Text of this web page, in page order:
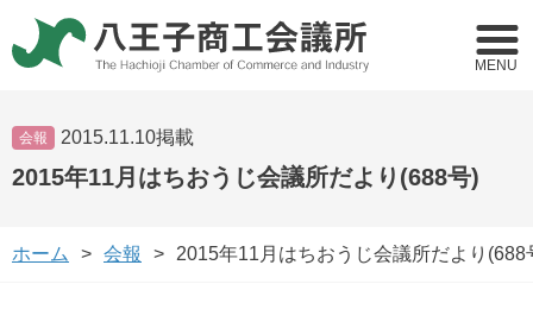
MENU
会報 2015.11.10掲載
2015年11月はちおうじ会議所だより(688号)
ホーム 会報 2015年11月はちおうじ会議所だより(688